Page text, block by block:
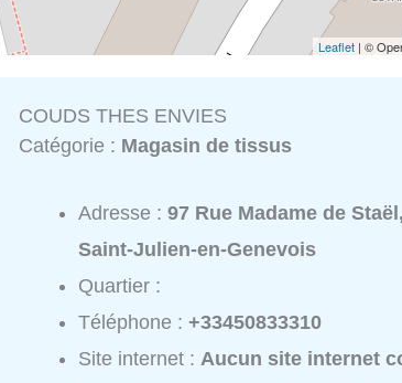
Leaflet | ©
COUDS THES ENVIES
Catégorie : Magasin de tissus
Adresse :97 Rue Madame de
Saint-Julien-en-Genevois
Quartier :
Téléphone :+33450833310
Site internet :Aucun site internet